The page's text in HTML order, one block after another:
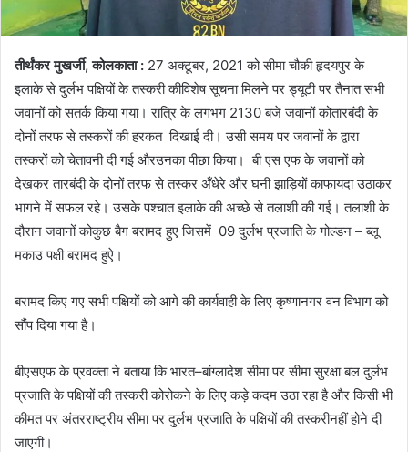
तीर्थंकर मुखर्जी,कोलकाता: 27 अक्टूबर, 2021को सीमा चौकी हृदयपुर के
इलाके से दुर्लभ पक्षियों के तस्करी कीविशेष सूचना मिलने पर ड्यूटी पर तैनात सभी
जवानों को सतर्क किया गया। रात्रि के लगभग 2130बजे जवानों कोतारबंदी के
दोनों तरफ से तस्करों की हरकत दिखाई दी। उसी समय पर जवानों के द्वारा
तस्करों को चेतावनी दी गई औरउनका पीछा किया। बी एस एफ के जवानों को
देखकर तारबंदी के दोनों तरफ से तस्कर अँधेरे और घनी झाड़ियों काफायदा उठाकर
भागने में सफल रहे। उसके पश्चात इलाके की अच्छे से तलाशी की गई। तलाशी के
दौरान जवानों कोकुछ बैग बरामद हुए जिसमें 09दुर्लभ प्रजाति के गोल्डन –ब्लू
मकाउ पक्षी बरामद हुऐ।
बरामद किए गए सभी पक्षियों को आगे की कार्यवाही के लिए कृष्णानगर वन विभाग को
सौंप दिया गया है।
बीएसएफ के प्रवक्ता ने बताया कि भारत–बांग्लादेश सीमा पर सीमा सुरक्षा बल दुर्लभ
प्रजाति के पक्षियों की तस्करी कोरोकने के लिए कड़े कदम उठा रहा है और किसी भी
कीमत पर अंतरराष्ट्रीय सीमा पर दुर्लभ प्रजाति के पक्षियों की तस्करीनहीं होने दी
जाएगी।